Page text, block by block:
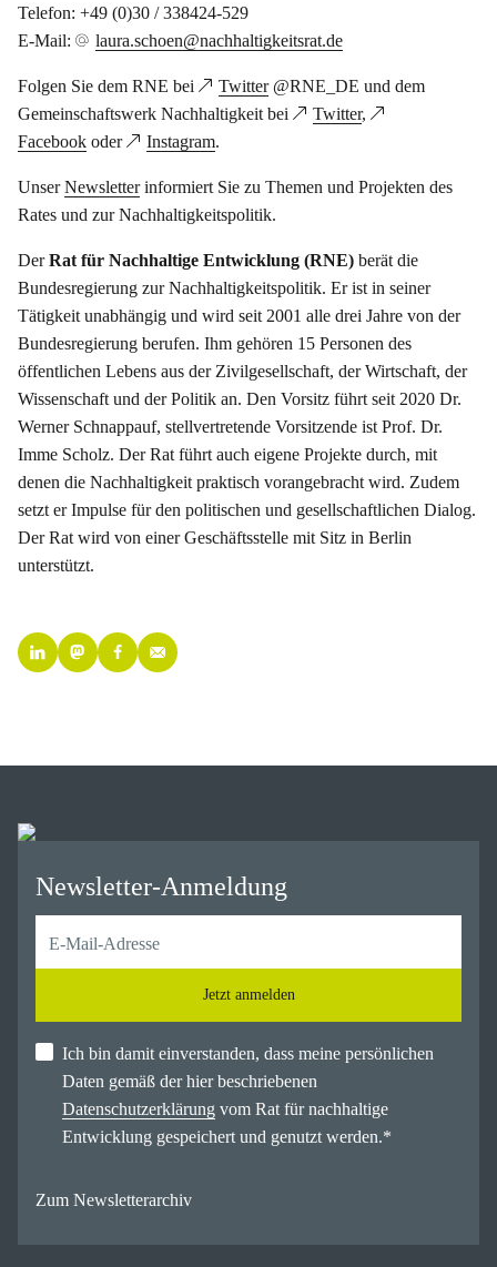
Telefon: +49 (0)30 / 338424-529
E-Mail:
laura.schoen@nachhaltigkeitsrat.de
Folgen Sie dem RNE bei Twitter@RNE_DE und dem
Gemeinschaftswerk Nachhaltigkeit bei
Twitter,
Facebook oder Instagram.
UnserNewsletterinformiert Sie zu Themen und Projekten des
Rates und zur Nachhaltigkeitspolitik.
DerRat für Nachhaltige Entwicklung (RNE) berät die
Bundesregierung zur Nachhaltigkeitspolitik. Er ist in seiner
Tätigkeit unabhängig und wird seit 2001 alle drei Jahre von der
Bundesregierung berufen. Ihm gehören 15 Personen des
öffentlichen Lebens aus der Zivilgesellschaft, der Wirtschaft, der
Wissenschaft und der Politik an. Den Vorsitz führt seit 2020 Dr.
Werner Schnappauf, stellvertretende Vorsitzende ist Prof. Dr.
Imme Scholz. Der Rat führt auch eigene Projekte durch, mit
denen die Nachhaltigkeit praktisch vorangebracht wird. Zudem
setzt er Impulse für den politischen und gesellschaftlichen Dialog.
Der Rat wird von einer Geschäftsstelle mit Sitz in Berlin
unterstützt.
Newsletter-Anmeldung
Jetzt anmelden
Ich bin damit einverstanden, dass meine persönlichen
Daten gemäß der hier beschriebenen
Datenschutzerklärung vom Rat für nachhaltige
Entwicklung gespeichert und genutzt werden.*
Zum Newsletterarchiv